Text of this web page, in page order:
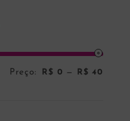
Preço: R$ 0 — R$ 40